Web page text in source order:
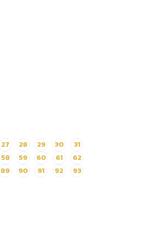
27 28 29 30
31
58 59 60 61
62
89 90 91 92
93